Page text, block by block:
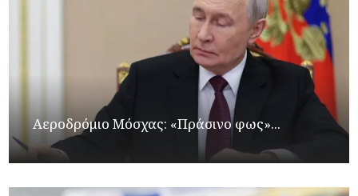
Αεροδρόμιο Μόσχας: «Πράσινο φως»...